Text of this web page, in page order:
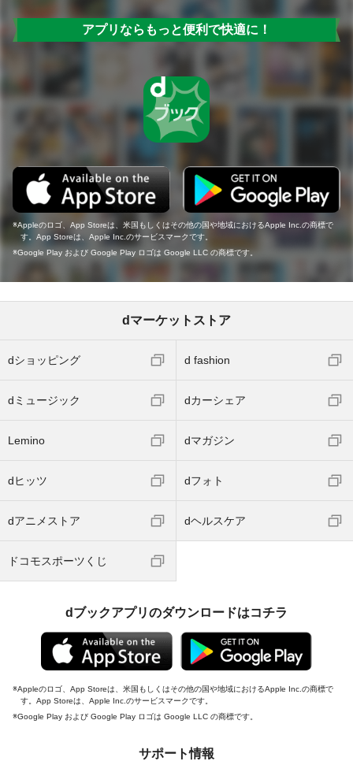
アプリならもっと便利で快適に！
Appleのロゴ、App Storeは、米国もしくはその他の国や地域におけるApple Inc.の商標で
す。App Storeは、Apple Inc.のサービスマークです。
Google Play および Google Play ロゴは Google LLC の商標です。
dマーケットストア
dショッピング d fashion
dミュージック dカーシェア
Lemino dマガジン
dヒッツ dフォト
dアニメストア dヘルスケア
ドコモスポーツくじ
dブックアプリのダウンロードはコチラ
Appleのロゴ、App Storeは、米国もしくはその他の国や地域におけるApple Inc.の商標で
す。App Storeは、Apple Inc.のサービスマークです。
Google Play および Google Play ロゴは Google LLC の商標です。
サポート情報